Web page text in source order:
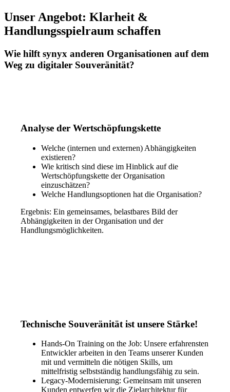
Unser Angebot: Klarheit &
Handlungsspielraum schaffen
Wie hilft synyx anderen Organisationen auf dem
Weg zu digitaler Souveränität?
Analyse der Wertschöpfungskette
Welche (internen und externen) Abhängigkeiten
existieren?
Wie kritisch sind diese im Hinblick auf die
Wertschöpfungskette der Organisation
einzuschätzen?
Welche Handlungsoptionen hat die Organisation?
Ergebnis: Ein gemeinsames, belastbares Bild der
Abhängigkeiten in der Organisation und der
Handlungsmöglichkeiten.
Technische Souveränität ist unsere Stärke!
Hands-On Training on the Job: Unsere erfahrensten
Entwickler arbeiten in den Teams unserer Kunden
mit und vermitteln die nötigen Skills, um
mittelfristig selbstständig handlungsfähig zu sein.
Legacy-Modernisierung: Gemeinsam mit unseren
Kunden entwerfen wir die Zielarchitektur für